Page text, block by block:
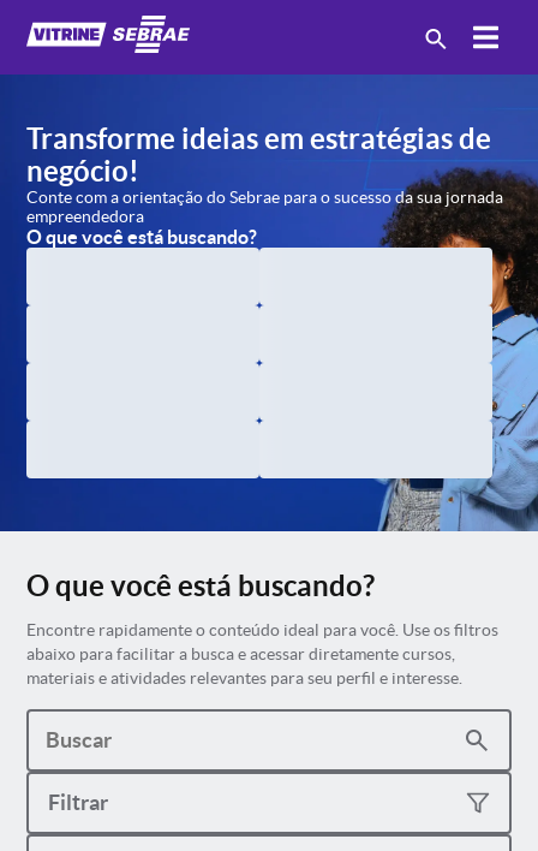
Transforme ideias em estratégiasde
negócio!
Conte com a orientaçãodo Sebrae para o sucessoda sua jornada
empreendedora
O que você está buscando?
O que você está buscando?
Encontre rapidamente o conteúdo ideal para você. Use os filtros
abaixo para facilitar a busca e acessar diretamente cursos,
materiais e atividades relevantes para seu perfil e interesse.
Filtrar